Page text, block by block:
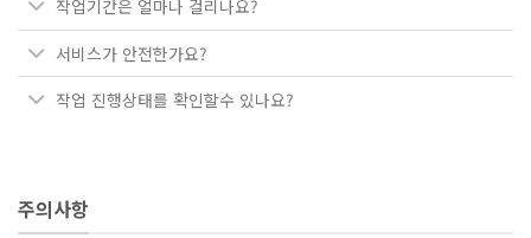
작업기간은 얼마나 걸리나요?
서비스가 안전한가요?
작업 진행상태를 확인할수 있나요?
주의사항